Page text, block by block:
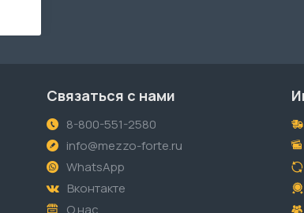
Связаться с нами
8-800-551-2580
info@mezzo-forte.ru
WhatsApp
Вконтакте
О нас